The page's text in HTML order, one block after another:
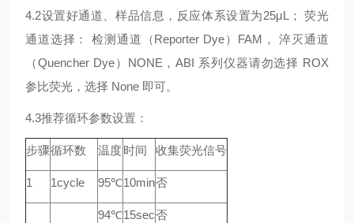
4.2设置好通道、样品信息，反应体系设置为25μL； 荧光
通道选择： 检测通道（Reporter Dye）FAM， 淬灭通道
（Quencher Dye）NONE，ABI 系列仪器请勿选择 ROX
参比荧光，选择 None 即可。
4.3推荐循环参数设置：
步骤循环数 温度时间 收集荧光信号
1 1cycle 95℃10min否
94℃15sec否